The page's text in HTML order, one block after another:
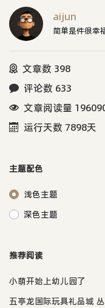
aijun
简单是件很幸
文章数 398
评论数 633
文章阅读量
运行天数 7898天
主题配色
浅色主题
深色主题
推荐阅读
小萌开始上幼儿园了
五亭龙国际玩具礼品城